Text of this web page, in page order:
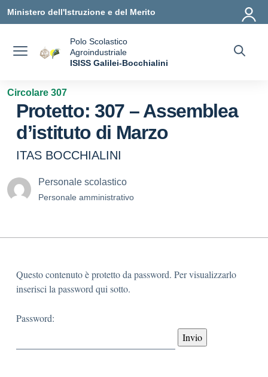
Vai ai contenuti
Vai al menu di navigazione
Vai al footer
Ministero dell'Istruzione e del Merito
Polo Scolastico
Agroindustriale
ISISS Galilei-Bocchialini
Circolare 307
Protetto: 307 – Assemblea
d’istituto di Marzo
ITAS BOCCHIALINI
Personale scolastico
Personale amministrativo
Questo contenuto è protetto da password. Per visualizzarlo
inserisci la password qui sotto.
Password: